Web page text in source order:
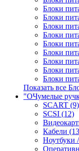
Блоки
Блоки
Блоки
Блоки
Блоки
Блоки
Блоки
Блоки
Блоки
Показать все
"ОЧумелые
SCART (9)
SCSI (12)
Кабели
Ноутбуки